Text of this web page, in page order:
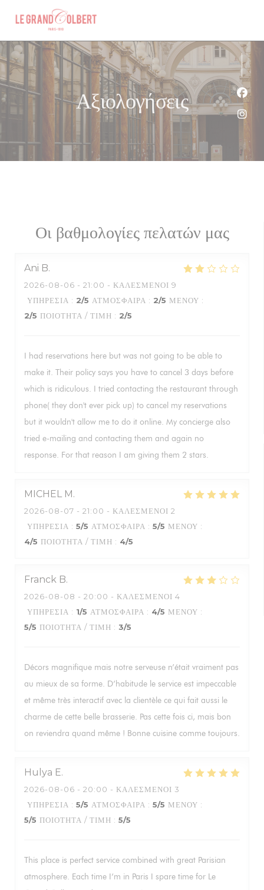
Πίνακας διαχείρισης "Μπισκότων" (Cookies)
Αξιολογήσεις
Οι βαθμολογίες πελατών μας
Ani B
2026-08-06 - 21:00 - ΚΑΛΕΣΜΈΝΟΙ 9
ΥΠΗΡΕΣΊΑ : 2/5 ΑΤΜΌΣΦΑΙΡΑ : 2/5 ΜΕΝΟΎ :
2/5 ΠΟΙΌΤΗΤΑ / ΤΙΜΉ : 2/5
I had reservations here but was not going to be able to
make it. Their policy says you have to cancel 3 days before
which is ridiculous. I tried contacting the restaurant through
phone( they don't ever pick up) to cancel my reservations
but it wouldn't allow me to do it online. My concierge also
tried e-mailing and contacting them and again no
response. For that reason I am giving them 2 stars.
MICHEL M
2026-08-07 - 21:00 - ΚΑΛΕΣΜΈΝΟΙ 2
ΥΠΗΡΕΣΊΑ : 5/5 ΑΤΜΌΣΦΑΙΡΑ : 5/5 ΜΕΝΟΎ :
4/5 ΠΟΙΌΤΗΤΑ / ΤΙΜΉ : 4/5
Franck B
2026-08-08 - 20:00 - ΚΑΛΕΣΜΈΝΟΙ 4
ΥΠΗΡΕΣΊΑ : 1/5 ΑΤΜΌΣΦΑΙΡΑ : 4/5 ΜΕΝΟΎ :
5/5 ΠΟΙΌΤΗΤΑ / ΤΙΜΉ : 3/5
Décors magnifique mais notre serveuse n’était vraiment pas
au mieux de sa forme. D’habitude le service est impeccable
et même très interactif avec la clientèle ce qui fait aussi le
charme de cette belle brasserie. Pas cette fois ci, mais bon
on reviendra quand même ! Bonne cuisine comme toujours.
Hulya E
2026-08-06 - 20:00 - ΚΑΛΕΣΜΈΝΟΙ 3
ΥΠΗΡΕΣΊΑ : 5/5 ΑΤΜΌΣΦΑΙΡΑ : 5/5 ΜΕΝΟΎ :
5/5 ΠΟΙΌΤΗΤΑ / ΤΙΜΉ : 5/5
This place is perfect service combined with great Parisian
atmosphere. Each time I’m in Paris I spare time for Le